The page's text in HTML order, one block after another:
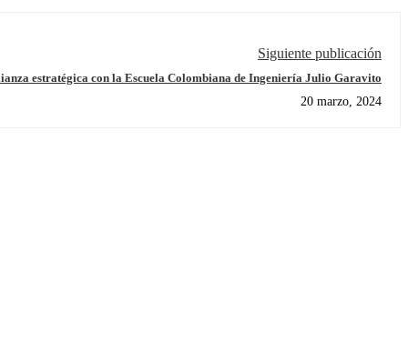
Siguiente publicación
estratégica con la Escuela Colombiana de Ingeniería Julio Garavito
20 marzo, 2024